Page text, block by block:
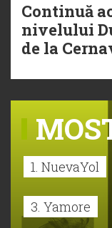
Continuă
nivelului
de la
1. NuevaYol
3. Yamore